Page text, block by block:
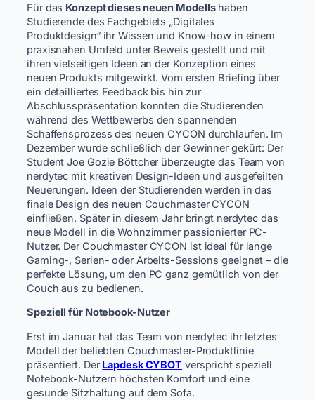
Für das Konzept dieses neuen Modellshaben
Studierende des Fachgebiets „Digitales
Produktdesign“ ihr Wissen und Know-how in einem
praxisnahen Umfeld unter Beweis gestellt und mit
ihren vielseitigen Ideen an der Konzeption eines
neuen Produkts mitgewirkt. Vom ersten Briefing über
ein detailliertes Feedback bis hin zur
Abschlusspräsentation konnten die Studierenden
während des Wettbewerbs den spannenden
Schaffensprozess des neuen CYCON durchlaufen. Im
Dezember wurde schließlich der Gewinner gekürt: Der
Student Joe Gozie Böttcher überzeugte das Team von
nerdytec mit kreativen Design-Ideen und ausgefeilten
Neuerungen. Ideen der Studierenden werden in das
finale Design des neuen Couchmaster CYCON
einfließen. Später in diesem Jahr bringt nerdytec das
neue Modell in die Wohnzimmer passionierter PC-
Nutzer. Der Couchmaster CYCON ist ideal für lange
Gaming-, Serien- oder Arbeits-Sessions geeignet – die
perfekte Lösung, um den PC ganz gemütlich von der
Couch aus zu bedienen.
Speziell für Notebook-Nutzer
Erst im Januar hat das Team von nerdytec ihr letztes
Modell der beliebten Couchmaster-Produktlinie
präsentiert. DerLapdesk CYBOT verspricht speziell
Notebook-Nutzern höchsten Komfort und eine
gesunde Sitzhaltung auf dem Sofa.